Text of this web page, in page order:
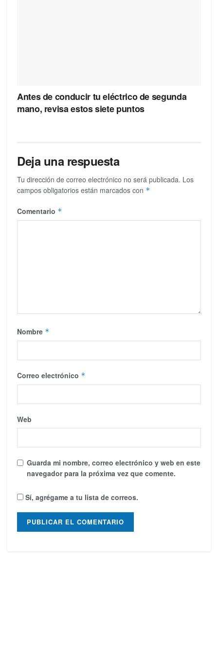
Antes de conducir tu eléctrico de segunda
mano, revisa estos siete puntos
Deja una respuesta
Tu dirección de correo electrónico no será publicada. Los
campos obligatorios están marcados con *
Comentario *
Nombre *
Correo electrónico *
Web
Guarda mi nombre, correo electrónico y web en este
navegador para la próxima vez que comente.
Sí, agrégame a tu lista de correos.